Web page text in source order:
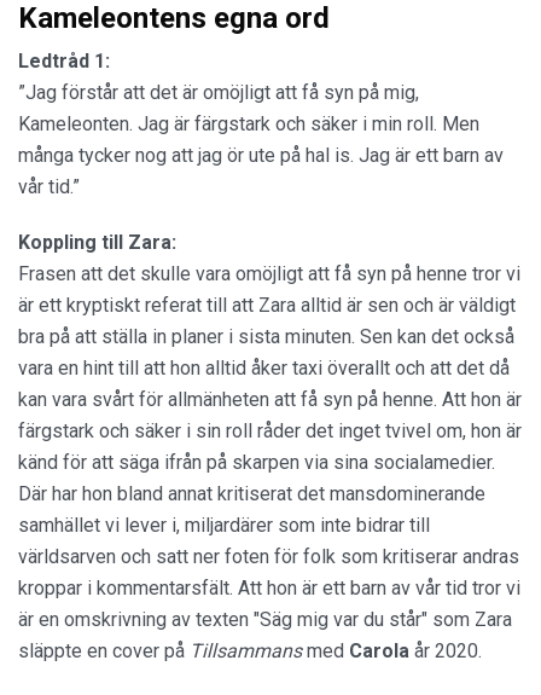
Kameleontens egna ord
Ledtråd 1:
”Jag förstår att det är omöjligt att få syn på mig,
Kameleonten. Jag är färgstark och säker i min roll. Men
många tycker nog att jag ör ute på hal is. Jag är ett barn av
vår tid.”
Koppling till Zara:
Frasen att det skulle vara omöjligt att få syn på henne tror vi
är ett kryptiskt referat till att Zara alltid är sen och är väldigt
bra på att ställa in planer i sista minuten. Sen kan det också
vara en hint till att hon alltid åker taxi överallt och att det då
kan vara svårt för allmänheten att få syn på henne. Att hon är
färgstark och säker i sin roll råder det inget tvivel om, hon är
känd för att säga ifrån på skarpen via sina socialamedier.
Där har hon bland annat kritiserat det mansdominerande
samhället vi lever i, miljardärer som inte bidrar till
världsarven och satt ner foten för folk som kritiserar andras
kroppar i kommentarsfält. Att hon är ett barn av vår tid tror vi
är en omskrivning av texten "Säg mig var du står" som Zara
släppte en cover på Tillsammansmed Carola år 2020.